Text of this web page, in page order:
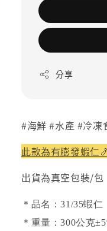
分享
#海鮮 #水產 #冷凍
此款為有膨發蝦仁
出貨為真空包裝/包
＊品名：31/35蝦仁
＊重量：300公克